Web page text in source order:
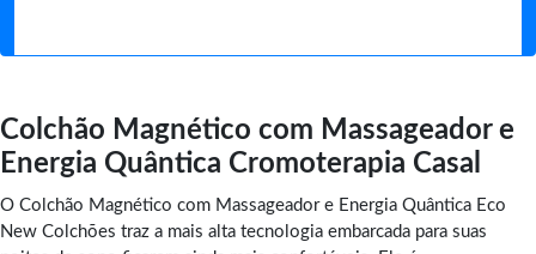
Colchão Magnético com Massageador e
Energia Quântica Cromoterapia Casal
O Colchão Magnético com Massageador e Energia Quântica Eco
New Colchões traz a mais alta tecnologia embarcada para suas